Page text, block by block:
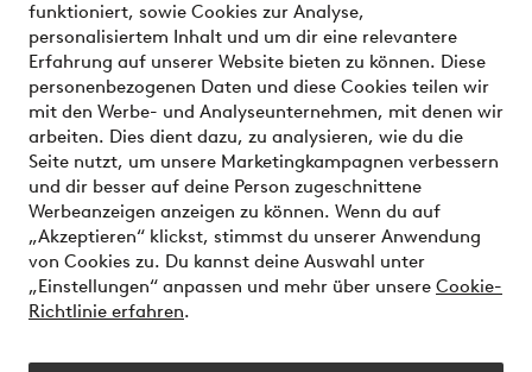
funktioniert, sowie Cookies zur Analyse,
personalisiertem Inhalt und um dir eine relevantere
Erfahrung auf unserer Website bieten zu können. Diese
personenbezogenen Daten und diese Cookies teilen wir
mit den Werbe- und Analyseunternehmen, mit denen wir
arbeiten. Dies dient dazu, zu analysieren, wie du die
Seite nutzt, um unsere Marketingkampagnen verbessern
und dir besser auf deine Person zugeschnittene
Werbeanzeigen anzeigen zu können. Wenn du auf
„Akzeptieren“ klickst, stimmst du unserer Anwendung
von Cookies zu. Du kannst deine Auswahl unter
„Einstellungen“ anpassen und mehr über unsere Cookie-
Richtlinie erfahren.
Bedingungen
Sichere Zahlungen - Jetzt bezahlen oder aufteilen
Möchtest du mehr über unsere
Zahlungsmöglichkeitenerfahren?